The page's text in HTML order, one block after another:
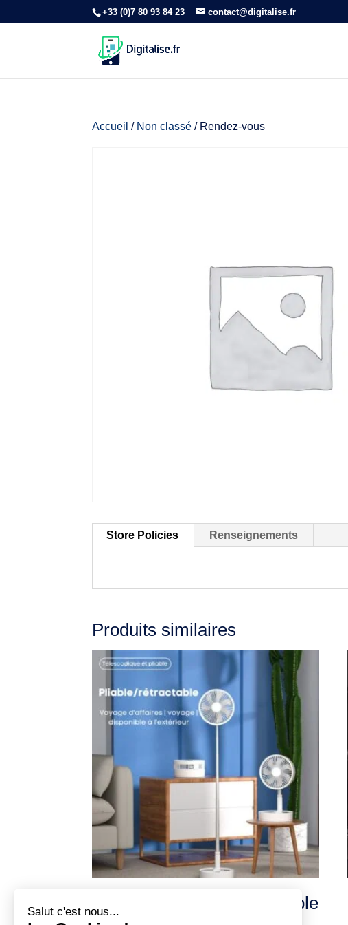
+33 (0)7 80 93 84 23 contact@digitalise.fr
Accueil / Non classé / Rendez-vous
Store Policies Renseignements
Produits similaires
FoldAir – Ventilateur portable